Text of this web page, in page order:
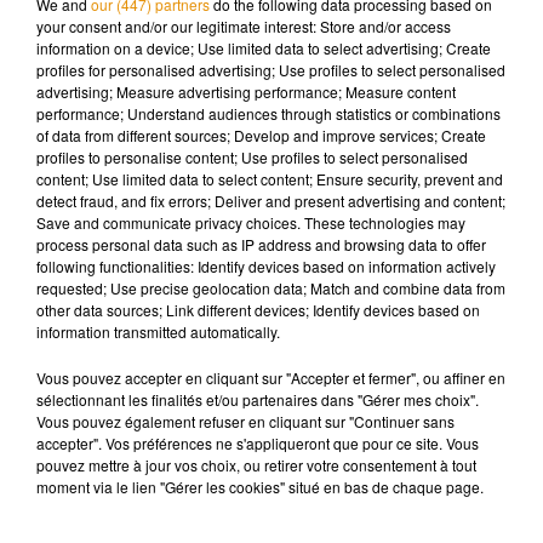
d’or à son palmarès.
Musique
6 août 2026
Pomme emprunte le décor de l’émission
« Loups Garous » pour son...
6 août 2026
La version réécrite de « Beautiful Day »
interprétée lors des...
your consent and/or our legitimate interest: Store and/or access
information on a device; Use limited data to select advertising; Create
profiles for personalised advertising; Use profiles to select personalised
advertising; Measure advertising performance; Measure content
performance; Understand audiences through statistics or combinations
of data from different sources; Develop and improve services; Create
profiles to personalise content; Use profiles to select personalised
content; Use limited data to select content; Ensure security, prevent and
detect fraud, and fix errors; Deliver and present advertising and content;
Save and communicate privacy choices. These technologies may
process personal data such as IP address and browsing data to offer
following functionalities: Identify devices based on information actively
requested; Use precise geolocation data; Match and combine data from
other data sources; Link different devices; Identify devices based on
information transmitted automatically.
Vous pouvez accepter en cliquant sur "Accepter et fermer", ou affiner en
sélectionnant les finalités et/ou partenaires dans "Gérer mes choix".
Vous pouvez également refuser en cliquant sur "Continuer sans
accepter". Vos préférences ne s'appliqueront que pour ce site. Vous
pouvez mettre à jour vos choix, ou retirer votre consentement à tout
moment via le lien "Gérer les cookies" situé en bas de chaque page.